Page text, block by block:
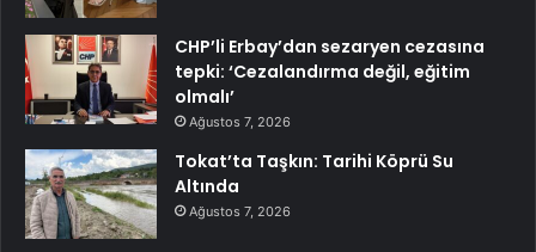
CHP’li Erbay’dan sezaryen cezasına
tepki: ‘Cezalandırma değil, eğitim
olmalı’
Ağustos 7, 2026
Tokat’ta Taşkın: Tarihi Köprü Su
Altında
Ağustos 7, 2026